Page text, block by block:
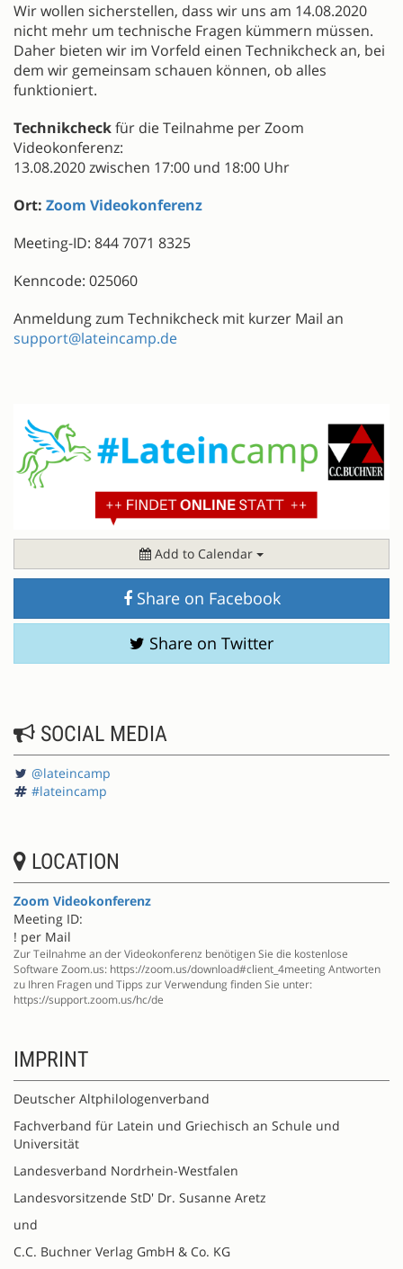
Wir wollen sicherstellen, dass wir uns am 14.08.2020
nicht mehr um technische Fragen kümmern müssen.
Daher bieten wir im Vorfeld einen Technikcheck an, bei
dem wir gemeinsam schauen können, ob alles
funktioniert.
Technikcheckfür die Teilnahme per Zoom
Videokonferenz:
13.08.2020 zwischen 17:00 und 18:00 Uhr
Ort: Zoom Videokonferenz
Meeting-ID: 844 7071 8325
Kenncode: 025060
Anmeldung zum Technikcheck mit kurzer Mail an
support@lateincamp.de
Add to Calendar
Share on Facebook
Share on Twitter
SOCIAL MEDIA
@lateincamp
#lateincamp
LOCATION
Zoom Videokonferenz
Meeting ID:
! per Mail
Zur Teilnahme an der Videokonferenz benötigen Sie die kostenlose
Software Zoom.us: https://zoom.us/download#client_4meeting Antworten
zu Ihren Fragen und Tipps zur Verwendung finden Sie unter:
https://support.zoom.us/hc/de
IMPRINT
Deutscher Altphilologenverband
Fachverband für Latein und Griechisch an Schule und
Universität
Landesverband Nordrhein-Westfalen
Landesvorsitzende StD' Dr. Susanne Aretz
und
C.C. Buchner Verlag GmbH & Co. KG